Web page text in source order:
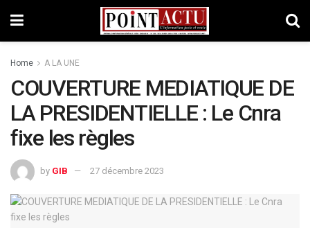
Home A LA UNE
COUVERTURE MEDIATIQUE DE
LA PRESIDENTIELLE : Le Cnra
fixe les règles
by GIB 27 décembre 2023